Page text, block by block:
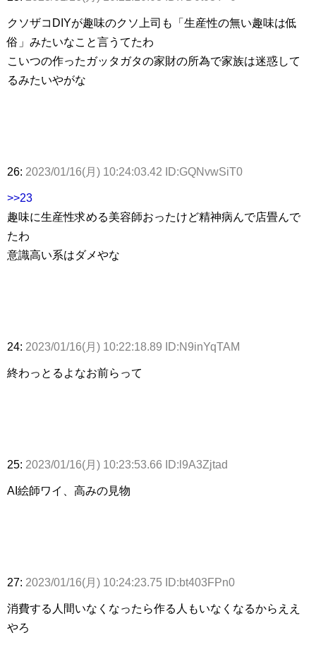
クソザコDIYが趣味のクソ上司も「生産性の無い趣味は低
俗」みたいなこと言うてたわ
こいつの作ったガッタガタの家財の所為で家族は迷惑して
るみたいやがな
26: 2023/01/16(月) 10:24:03.42 ID:GQNvwSiT0
>>23
趣味に生産性求める美容師おったけど精神病んで店畳んで
たわ
意識高い系はダメやな
24: 2023/01/16(月) 10:22:18.89 ID:N9inYqTAM
終わっとるよなお前らって
25: 2023/01/16(月) 10:23:53.66 ID:l9A3Zjtad
AI絵師ワイ、高みの見物
27: 2023/01/16(月) 10:24:23.75 ID:bt403FPn0
消費する人間いなくなったら作る人もいなくなるからええ
やろ